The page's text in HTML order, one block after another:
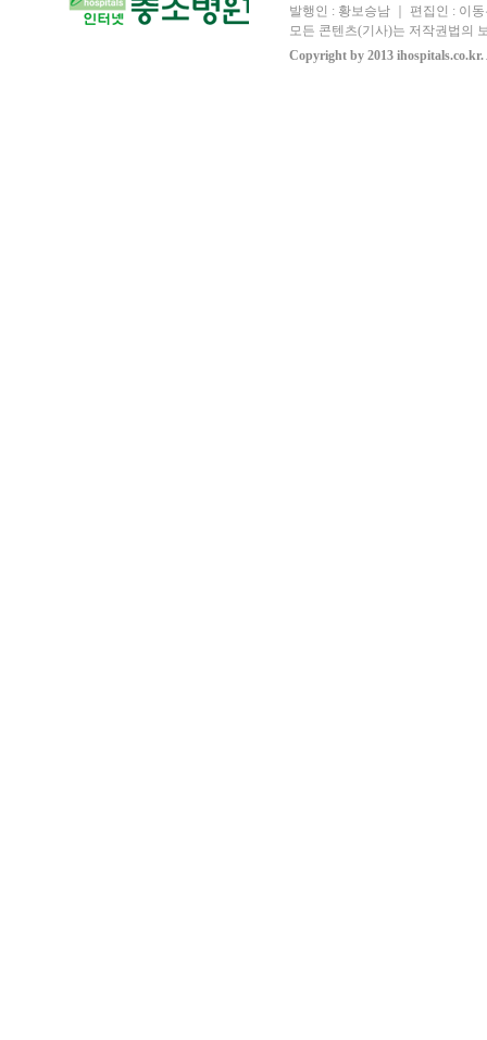
발행인 : 황보승남 ｜ 편집인 : 이
모든 콘텐츠(기사)는 저작권법의
Copyright by 2013 ihospitals.co.kr.